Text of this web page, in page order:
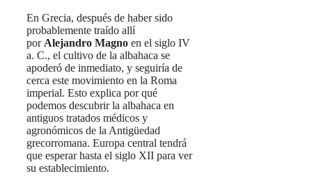
En Grecia, después de haber sido
probablemente traído allí
por Alejandro Magno en el siglo IV
a. C., el cultivo de la albahaca se
apoderó de inmediato, y seguiría de
cerca este movimiento en la Roma
imperial. Esto explica por qué
podemos descubrir la albahaca en
antiguos tratados médicos y
agronómicos de la Antigüedad
grecorromana. Europa central tendrá
que esperar hasta el siglo XII para ver
su establecimiento.